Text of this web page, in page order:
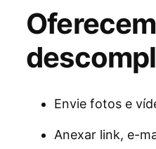
Envie fotos e
Anexar link, e-